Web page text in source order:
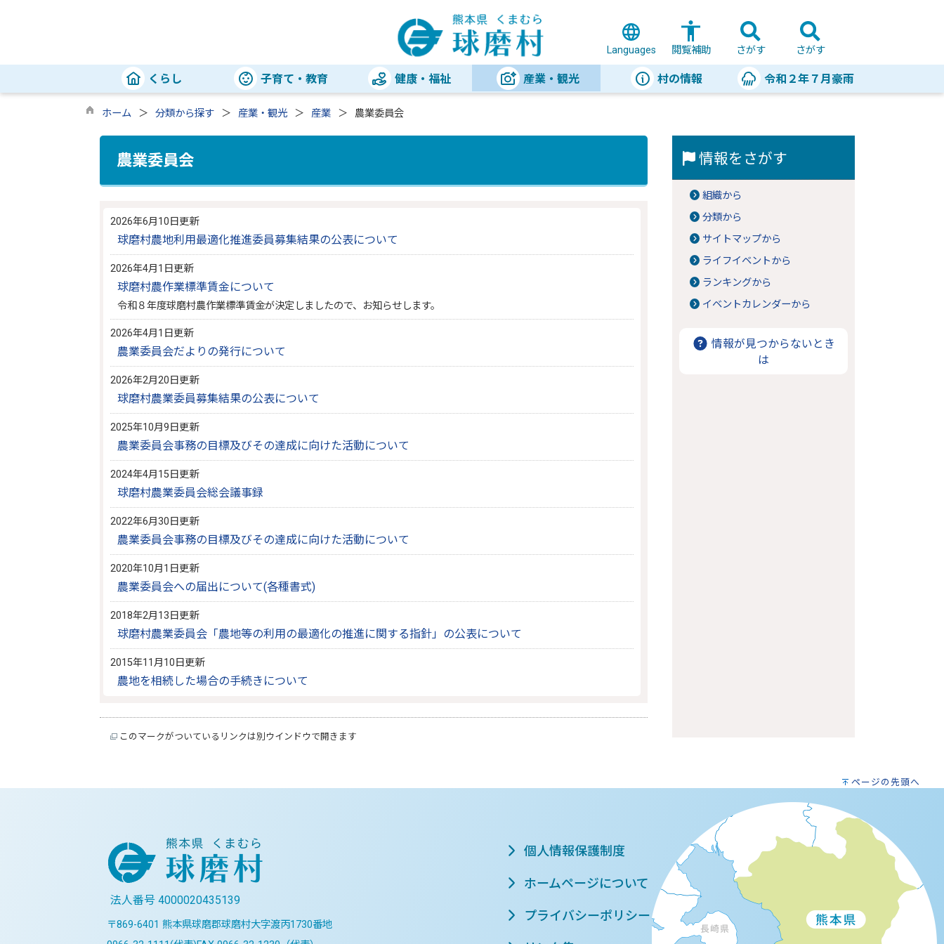
Languages 閲覧補助 さがす さがす
くらし 子育て・教育 健康・福祉 産業・観光 村の情報 令和２年７月豪雨
ホーム 分類から探す 産業・観光 産業 農業委員会
農業委員会
2026年6月10日更新
球磨村農地利用最適化推進委員募集結果の公表について
2026年4月1日更新
球磨村農作業標準賃金について
令和８年度球磨村農作業標準賃金が決定しましたので、お知らせします。
2026年4月1日更新
農業委員会だよりの発行について
2026年2月20日更新
球磨村農業委員募集結果の公表について
2025年10月9日更新
農業委員会事務の目標及びその達成に向けた活動について
2024年4月15日更新
球磨村農業委員会総会議事録
2022年6月30日更新
農業委員会事務の目標及びその達成に向けた活動について
2020年10月1日更新
農業委員会への届出について(各種書式)
2018年2月13日更新
球磨村農業委員会「農地等の利用の最適化の推進に関する指針」の公表について
2015年11月10日更新
農地を相続した場合の手続きについて
このマークがついているリンクは別ウインドウで開きます
情報をさがす
組織から
分類から
サイトマップから
ライフイベントから
ランキングから
イベントカレンダーから
情報が見つからないとき
は
ページの先頭へ
法人番号 4000020435139
〒869-6401 熊本県球磨郡球磨村大字渡丙1730番地
個人情報保護制度
ホームページについて
プライバシーポリシー